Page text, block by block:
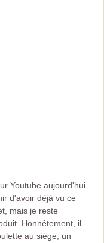
Youtube aujourd'hui.
d'avoir déjà vu ce
mais je reste
Honnêtement, il
au siège, un